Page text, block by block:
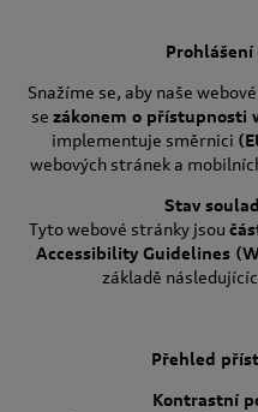
Snažíme se, aby naše
se zákonem o přístupnosti
implementuje směrnici
webových stránek a
Stav
Tyto webové stránky jsou
Accessibility Guidelines
základě
Přehled
Kontrastní